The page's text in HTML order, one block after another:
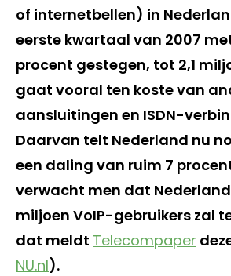
of internetbellen) in
eerste kwartaal van 2007
procent gestegen, tot 2,1
gaat vooral ten koste van
aansluitingen en ISDN-
Daarvan telt Nederland nu
een daling van ruim 7
verwacht men dat
miljoen VoIP-gebruikers zal
dat meldt Telecompaper
NU.nl).